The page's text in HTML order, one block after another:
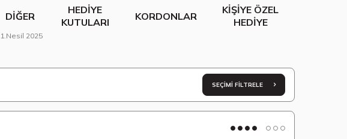
DIĞER
HEDIYE
KUTULARI
KORDONLAR
KIŞIYE ÖZEL
HEDIYE
2025
SEÇIMI FILTRELE